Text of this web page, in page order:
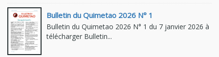
Bulletin du Quimetao 2026 N° 1
Bulletin du Quimetao 2026 N° 1 du 7 janvier 2026 à
télécharger Bulletin...